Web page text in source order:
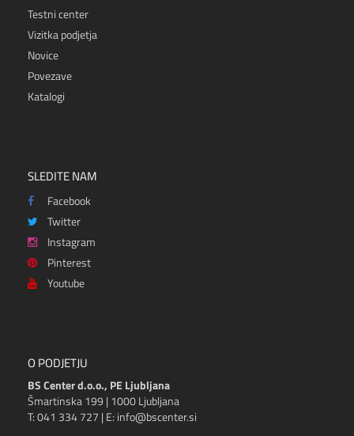
Testni center
Vizitka podjetja
Novice
Povezave
Katalogi
SLEDITE NAM
Facebook
Twitter
Instagram
Pinterest
Youtube
O PODJETJU
BS Center d.o.o., PE Ljubljana
Šmartinska 199 | 1000 Ljubljana
T: 041 334 727 | E: info@bscenter.si